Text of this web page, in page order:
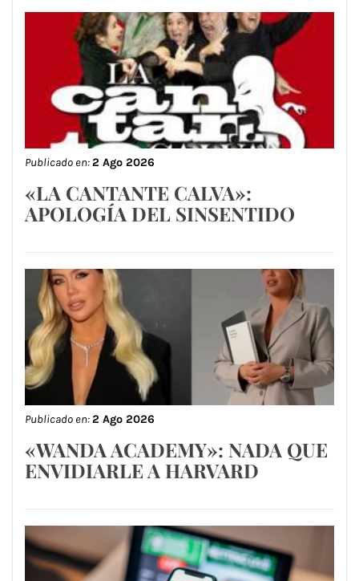
Publicado en:2 Ago 2026
«LA CANTANTE CALVA»:
APOLOGÍA DEL SINSENTIDO
Publicado en:2 Ago 2026
«WANDA ACADEMY»: NADA QUE
ENVIDIARLE A HARVARD